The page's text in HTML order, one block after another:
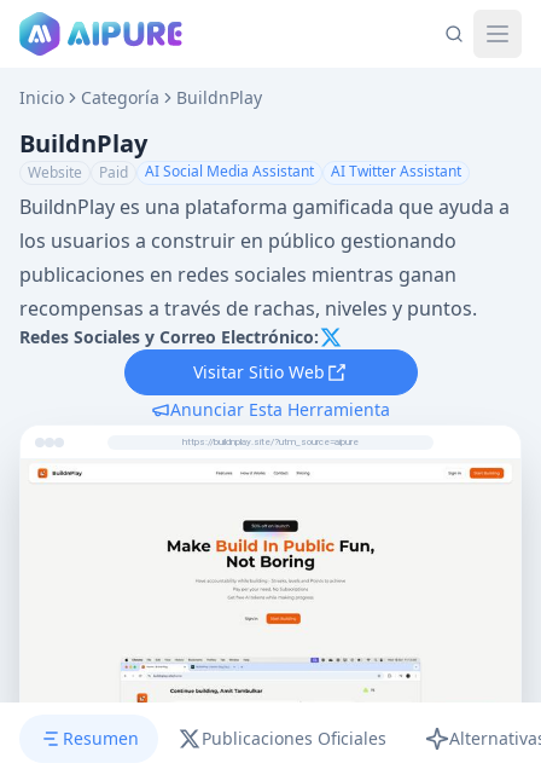
Inicio Categoría BuildnPlay
BuildnPlay
Website Paid AI Social Media Assistant AI Twitter Assistant
BuildnPlay es una plataforma gamificada que ayuda a
los usuarios a construir en público gestionando
publicaciones en redes sociales mientras ganan
recompensas a través de rachas, niveles y puntos.
Redes Sociales y Correo Electrónico:
Visitar Sitio Web
Anunciar Esta Herramienta
https://buildnplay.site/?utm_source=aipure
Resumen Publicaciones Oficiales